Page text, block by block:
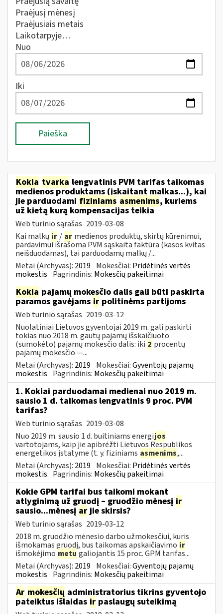
Praėjusį mėnesį
Praėjusiais metais
Laikotarpyje…
Nuo
Iki
Paieška
Kokia tvarka lengvatinis PVM tarifas taikomas
medienos produktams (įskaitant malkas...), kai
jie parduodami fiziniams asmenims, kuriems
už kietą kurą kompensacijas teikia
Web turinio sąrašas 2019-03-08
Kai malkų ir / ar medienos produktų, skirtų kūrenimui,
pardavimui išrašoma PVM sąskaita faktūra (kasos kvitas
neišduodamas), tai parduodamų malkų /...
Metai (Archyvas): 2019 Mokesčiai: Pridėtinės vertės
mokestis Pagrindinis: Mokesčių pakeitimai
Kokia pajamų mokesčio dalis gali būti paskirta
paramos gavėjams ir politinėms partijoms
Web turinio sąrašas 2019-03-12
Nuolatiniai Lietuvos gyventojai 2019 m. gali paskirti
tokias nuo 2018 m. gautų pajamų išskaičiuoto
(sumokėto) pajamų mokesčio dalis: iki 2 procentų
pajamų mokesčio —...
Metai (Archyvas): 2019 Mokesčiai:Gyventojų pajamų
mokestis Pagrindinis: Mokesčių pakeitimai
1. Kokiai parduodamai medienai nuo 2019 m.
sausio 1 d. taikomas lengvatinis 9 proc. PVM
tarifas?
Web turinio sąrašas 2019-03-08
Nuo 2019 m. sausio 1 d. buitiniams energijos
vartotojams, kaip jie apibrėžti Lietuvos Respublikos
energetikos įstatyme (t. y. fiziniams asmenims,...
Metai (Archyvas): 2019 Mokesčiai: Pridėtinės vertės
mokestis Pagrindinis: Mokesčių pakeitimai
Kokie GPM tarifai bus taikomi mokant
atlyginimą už gruodį – gruodžio mėnesį ir
sausio...mėnesį arjie skirsis?
Web turinio sąrašas 2019-03-12
2018 m. gruodžio mėnesio darbo užmokesčiui, kuris
išmokamas gruodį, bus taikomas apskaičiavimo ir
išmokėjimo metu galiojantis 15 proc. GPM tarifas...
Metai (Archyvas): 2019 Mokesčiai:Gyventojų pajamų
mokestis Pagrindinis: Mokesčių pakeitimai
Ar mokesčių administratorius tikrins gyventojo
pateiktus išlaidas ir paslaugų suteikimą